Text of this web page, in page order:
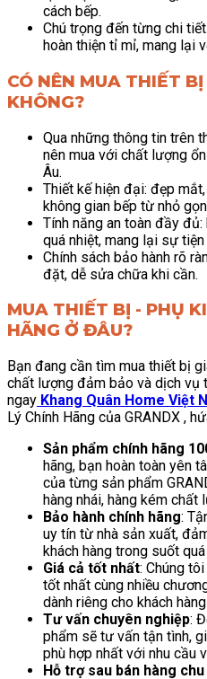
cách bếp.
Chú trọng đến từng chi
hoàn thiện tỉ mỉ, mang lại
CÓ NÊN MUA THIẾT
KHÔNG?
Qua những thông tin trên
nên mua với chất lượng
Âu.
Thiết kế hiện đại: đẹp
không gian bếp từ nhỏ
Tính năng an toàn đầy
quá nhiệt, mang lại sự
Chính sách bảo hành rõ
đặt, dễ sửa chữa khi cần.
MUA THIẾT BỊ - PHỤ
HÃNG Ở ĐÂU?
Bạn đang cần tìm mua thiết bị
chất lượng đảm bảo và dịch vụ
ngay Khang Quân Home Việt
Lý Chính Hãng của GRANDX ,
Sản phẩm chính hãng
hãng, bạn hoàn toàn yên
của từng sản phẩm
hàng nhái, hàng kém chất
Bảo hành chính hãng:
uy tín từ nhà sản xuất,
khách hàng trong suốt
Giá cả tốt nhất: Chúng
tốt nhất cùng nhiều
dành riêng cho khách
Tư vấn chuyên nghiệp:
phẩm sẽ tư vấn tận tình,
phù hợp nhất với nhu cầu
Hỗ trợ sau bán hàng